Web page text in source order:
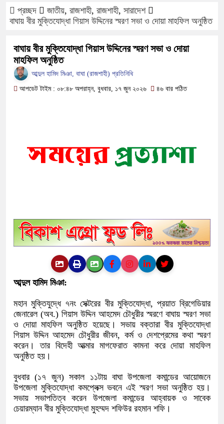
ফরিদপুরে ওজোপাডিকোর উদ্যোগে
ফরিদপুরে ট্রিপল মার্ডারঃ ১০ ঘণ্টায়
প্রচ্ছদ জাতীয়, রাজশাহী, রাজশাহী, সারাদেশ
বাঘায় বীর মুক্তিযোদ্ধা গিয়াস উদ্দিনের স্মরণ সভা ও দোয়া মাহফিল অনুষ্ঠিত
বাঘায় বীর মুক্তিযোদ্ধা গিয়াস উদ্দিনের স্মরণ সভা ও দোয়া
মাহফিল অনুষ্ঠিত
আব্দুল হামিদ মিঞা, বাঘা (রাজশাহী) প্রতিনিধি
আপডেট টাইম : ০৮:৪৮ অপরাহ্ন, বুধবার, ১৭ জুন ২০২৬
৪৬ বার পঠিত
আব্দুল হামিদ মিঞা:
মহান মুক্তিযুদ্ধে ৭নং সেক্টরের বীর মুক্তিযোদ্ধা, প্রয়াত ব্রিগেডিয়ার
জেনারেল (অব.) গিয়াস উদ্দিন আহমেদ চৌধুরীর স্মরণে বাঘায় স্মরণ সভা
ও দোয়া মাহফিল অনুষ্ঠিত হয়েছে। সভায় বক্তারা বীর মুক্তিযোদ্ধা
গিয়াস উদ্দিন আহমেদ চৌধুরীর জীবন, কর্ম ও দেশপ্রেমের কথা স্মরণ
করেন। তার বিদেহী আত্মার মাগফেরাত কামনা করে দোয়া মাহফিল
অনুষ্ঠিত হয়।
বুধবার (১৭ জুন) সকাল ১১টায় বাঘা উপজেলা কমান্ডের আয়োজনে
উপজেলা মুক্তিযোদ্ধা কমপ্লেক্স ভবনে এই স্মরণ সভা অনুষ্ঠিত হয়।
সভায় সভাপতিত্ব করেন উপজেলা কমান্ডের আহ্বায়ক ও সাবেক
চেয়ারম্যান বীর মুক্তিযোদ্ধা মুহম্মদ শফিউর রহমান শফি।